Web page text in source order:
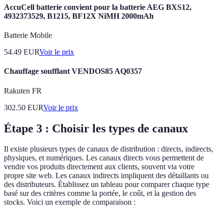
AccuCell batterie convient pour la batterie AEG BXS12,
4932373529, B1215, BF12X NiMH 2000mAh
Batterie Mobile
54.49 EURVoir le prix
Chauffage soufflant VENDOS85 AQ0357
Rakuten FR
302.50 EURVoir le prix
Étape 3 : Choisir les types de canaux
Il existe plusieurs types de canaux de distribution : directs, indirects,
physiques, et numériques. Les canaux directs vous permettent de
vendre vos produits directement aux clients, souvent via votre
propre site web. Les canaux indirects impliquent des détaillants ou
des distributeurs. Établissez un tableau pour comparer chaque type
basé sur des critères comme la portée, le coût, et la gestion des
stocks. Voici un exemple de comparaison :